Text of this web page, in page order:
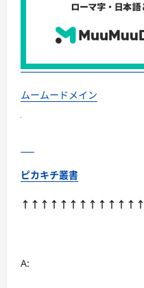
ムームードメイン
ピカキチ叢書
↑↑↑↑↑↑↑↑↑↑↑↑↑
A: